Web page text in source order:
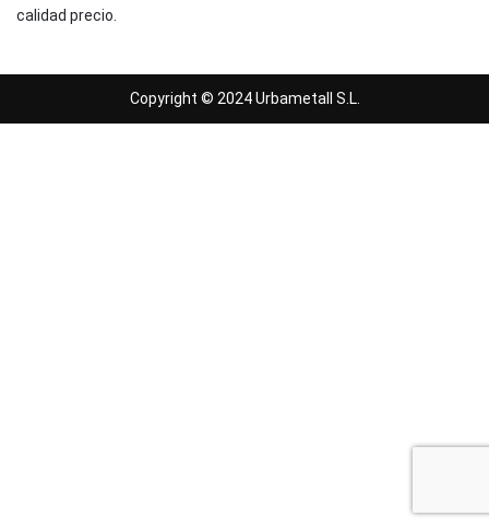
calidad precio.
Copyright © 2024 Urbametall S.L.